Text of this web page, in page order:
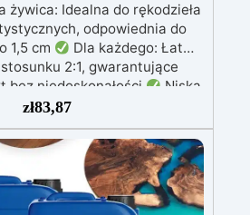
żywica: Idealna do rękodzieła
odpowiednia do
1,5 cm
Dla każdego: Łatwe
2:1, gwarantujące
bez niedoskonałości
Niska
odlewy bez pęcherzyków,
silikonem, szkłem,
Bezpieczna po
bezpieczna dla
i rozpuszczalników (VOC
i samopoziomująca: Z
zł83,87